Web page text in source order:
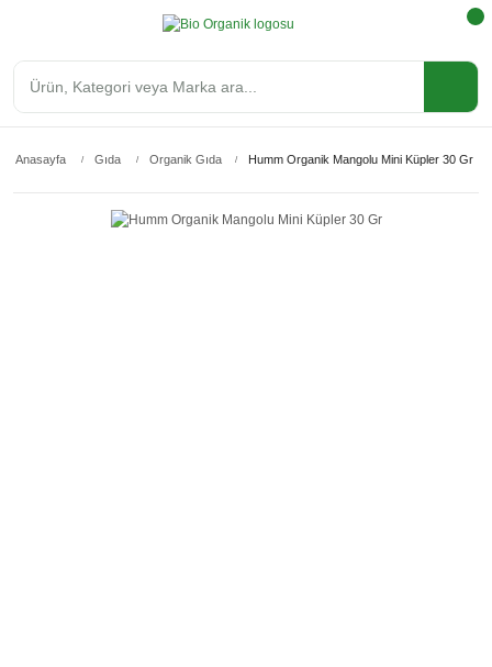
Anasayfa Gıda Organik Gıda Humm Organik Mangolu Mini Küpler 30 Gr